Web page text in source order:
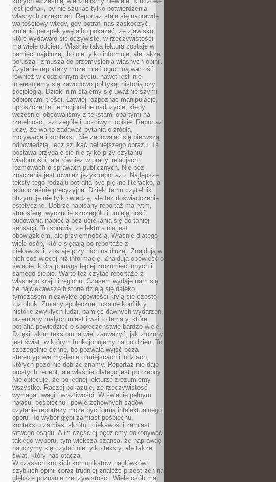
jest jednak, by nie szukać tylko potwierdzenia
własnych przekonań. Reportaż staje się naprawdę
wartościowy wtedy, gdy potrafi nas zaskoczyć,
zmienić perspektywę albo pokazać, że zjawisko,
które wydawało się oczywiste, w rzeczywistości
ma wiele odcieni. Właśnie taka lektura zostaje w
pamięci najdłużej, bo nie tylko informuje, ale także
porusza i zmusza do przemyślenia własnych opinii.
Czytanie reportaży może mieć ogromną wartość
również w codziennym życiu, nawet jeśli nie
interesujemy się zawodowo polityką, historią czy
socjologią. Dzięki nim stajemy się uważniejszymi
odbiorcami treści. Łatwiej rozpoznać manipulację,
uproszczenie i emocjonalne nadużycie, kiedy
wcześniej obcowaliśmy z tekstami opartymi na
rzetelności, szczególe i uczciwym opisie. Reportaż
uczy, że warto zadawać pytania o źródła,
motywacje i kontekst. Nie zadowalać się pierwszą
odpowiedzią, lecz szukać pełniejszego obrazu. Ta
postawa przydaje się nie tylko przy czytaniu
wiadomości, ale również w pracy, relacjach i
rozmowach o sprawach publicznych. Nie bez
znaczenia jest również język reportażu. Najlepsze
teksty tego rodzaju potrafią być piękne literacko, a
jednocześnie precyzyjne. Dzięki temu czytelnik
otrzymuje nie tylko wiedzę, ale też doświadczenie
estetyczne. Dobrze napisany reportaż ma rytm,
atmosferę, wyczucie szczegółu i umiejętność
budowania napięcia bez uciekania się do taniej
sensacji. To sprawia, że lektura nie jest
obowiązkiem, ale przyjemnością. Właśnie dlatego
wiele osób, które sięgają po reportaże z
ciekawości, zostaje przy nich na dłużej. Znajdują w
nich coś więcej niż informację. Znajdują opowieść o
świecie, która pomaga lepiej zrozumieć innych i
samego siebie. Warto też czytać reportaże z
własnego kraju i regionu. Czasem wydaje nam się,
że najciekawsze historie dzieją się daleko,
tymczasem niezwykłe opowieści kryją się często
tuż obok. Zmiany społeczne, lokalne konflikty,
historie zwykłych ludzi, pamięć dawnych wydarzeń,
przemiany małych miast i wsi to tematy, które
potrafią powiedzieć o społeczeństwie bardzo wiele.
Dzięki takim tekstom łatwiej zauważyć, jak złożony
jest świat, w którym funkcjonujemy na co dzień. To
szczególnie cenne, bo pozwala wyjść poza
stereotypowe myślenie o miejscach i ludziach,
których pozornie dobrze znamy. Reportaż nie daje
prostych recept, ale właśnie dlatego jest potrzebny.
Nie obiecuje, że po jednej lekturze zrozumiemy
wszystko. Raczej pokazuje, że rzeczywistość
wymaga uwagi i wrażliwości. W świecie pełnym
hałasu, pośpiechu i powierzchownych sądów
czytanie reportaży może być formą intelektualnego
oporu. To wybór głębi zamiast pośpiechu,
kontekstu zamiast skrótu i ciekawości zamiast
łatwego osądu. A im częściej będziemy dokonywać
takiego wyboru, tym większa szansa, że naprawdę
nauczymy się czytać nie tylko teksty, ale także
świat, który nas otacza.
W czasach krótkich komunikatów, nagłówków i
szybkich opinii coraz trudniej znaleźć przestrzeń na
głębsze poznanie rzeczywistości. Wiele osób ma